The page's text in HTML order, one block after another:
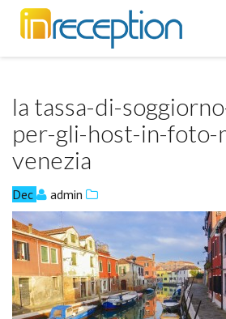
la tassa-di-
per-gli-host-in-foto-
venezia
Dec admin